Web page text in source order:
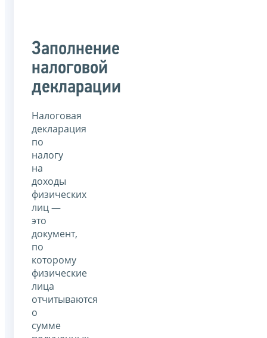
Заполнение
налоговой
декларации
Налоговая
декларация
по
налогу
на
доходы
физических
лиц —
это
документ,
по
которому
физические
лица
отчитываются
о
сумме